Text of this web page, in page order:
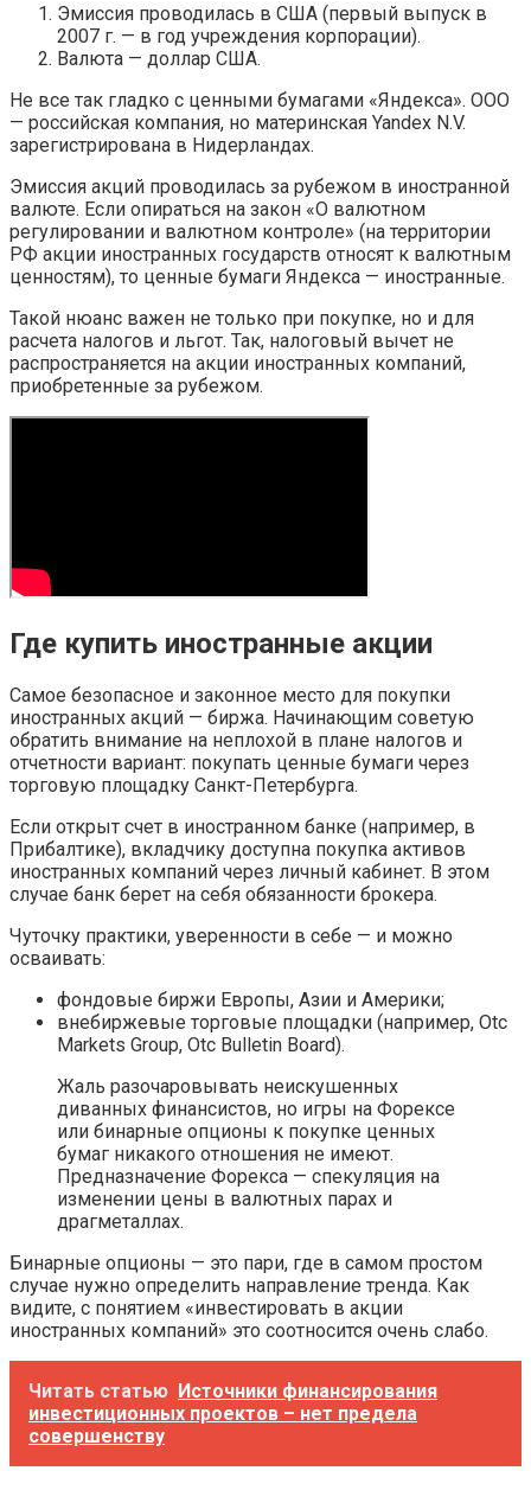
Эмиссия проводилась в США (первый выпуск в
2007 г. — в год учреждения корпорации).
Валюта — доллар США.
Не все так гладко с ценными бумагами «Яндекса». ООО
— российская компания, но материнская Yandex N.V.
зарегистрирована в Нидерландах.
Эмиссия акций проводилась за рубежом в иностранной
валюте. Если опираться на закон «О валютном
регулировании и валютном контроле» (на территории
РФ акции иностранных государств относят к валютным
ценностям), то ценные бумаги Яндекса — иностранные.
Такой нюанс важен не только при покупке, но и для
расчета налогов и льгот. Так, налоговый вычет не
распространяется на акции иностранных компаний,
приобретенные за рубежом.
Где купить иностранные акции
Самое безопасное и законное место для покупки
иностранных акций — биржа. Начинающим советую
обратить внимание на неплохой в плане налогов и
отчетности вариант: покупать ценные бумаги через
торговую площадку Санкт-Петербурга.
Если открыт счет в иностранном банке (например, в
Прибалтике), вкладчику доступна покупка активов
иностранных компаний через личный кабинет. В этом
случае банк берет на себя обязанности брокера.
Чуточку практики, уверенности в себе — и можно
осваивать:
фондовые биржи Европы, Азии и Америки;
внебиржевые торговые площадки (например, Otc
Markets Group, Otc Bulletin Board).
Жаль разочаровывать неискушенных
диванных финансистов, но игры на Форексе
или бинарные опционы к покупке ценных
бумаг никакого отношения не имеют.
Предназначение Форекса — спекуляция на
изменении цены в валютных парах и
драгметаллах.
Бинарные опционы — это пари, где в самом простом
случае нужно определить направление тренда. Как
видите, с понятием «инвестировать в акции
иностранных компаний» это соотносится очень слабо.
Читать статью Источники финансирования
инвестиционных проектов – нет предела
совершенству